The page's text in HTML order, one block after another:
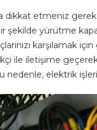
dikkat etmeniz
şekilde yürütme
karşılamak
ile iletişime
nedenle, elektrik